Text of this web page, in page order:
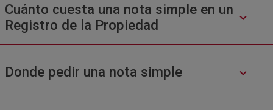
Cuánto cuesta una nota simple en un
Registro de la Propiedad
Donde pedir una nota simple